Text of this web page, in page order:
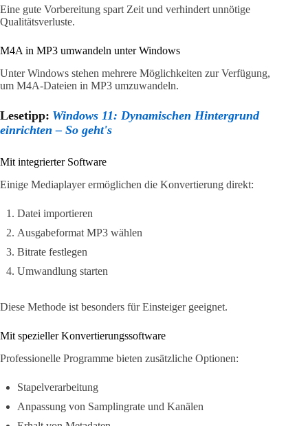
Eine gute Vorbereitung spart Zeit und verhindert unnötige
Qualitätsverluste.
M4A in MP3 umwandeln unter Windows
Unter Windows stehen mehrere Möglichkeiten zur Verfügung,
um M4A-Dateien in MP3 umzuwandeln.
Lesetipp: Windows 11: Dynamischen Hintergrund
einrichten – So geht's
Mit integrierter Software
Einige Mediaplayer ermöglichen die Konvertierung direkt:
Datei importieren
Ausgabeformat MP3 wählen
Bitrate festlegen
Umwandlung starten
Diese Methode ist besonders für Einsteiger geeignet.
Mit spezieller Konvertierungssoftware
Professionelle Programme bieten zusätzliche Optionen:
Stapelverarbeitung
Anpassung von Samplingrate und Kanälen